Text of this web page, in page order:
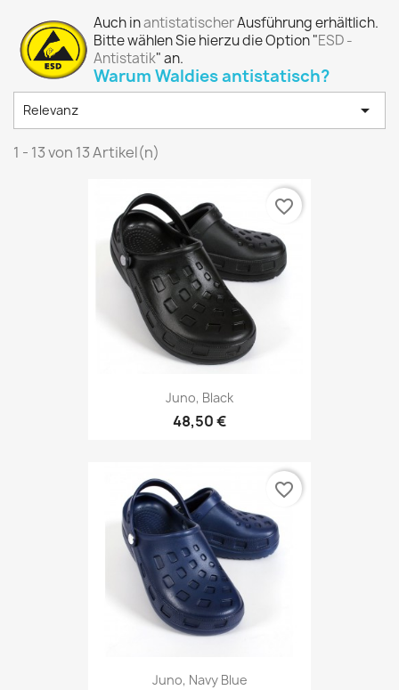
Auch inantistatischerAusführung erhältlich.
Bitte wählen Sie hierzu die Option "ESD -
Antistatik" an.
Warum Waldies antistatisch?
Relevanz 
1 - 13 von 13 Artikel(n)
Juno, Black
48,50 €
favorite_border
Juno, Navy Blue
favorite_border